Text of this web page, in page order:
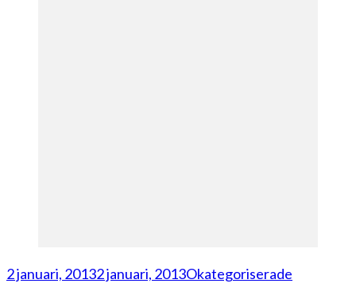
2 januari, 20132 januari, 2013Okategoriserade